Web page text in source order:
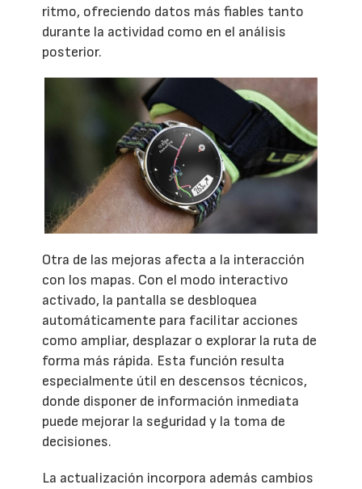
ritmo, ofreciendo datos más fiables tanto
durante la actividad como en el análisis
posterior.
Otra de las mejoras afecta a la interacción
con los mapas. Con el modo interactivo
activado, la pantalla se desbloquea
automáticamente para facilitar acciones
como ampliar, desplazar o explorar la ruta de
forma más rápida. Esta función resulta
especialmente útil en descensos técnicos,
donde disponer de información inmediata
puede mejorar la seguridad y la toma de
decisiones.
La actualización incorpora además cambios